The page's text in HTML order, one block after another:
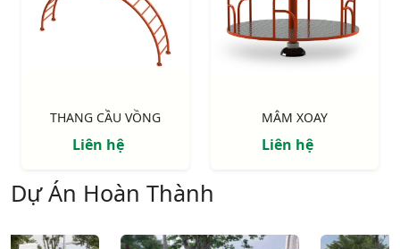
THANG CẦU VỒNG
Liên hệ
MÂM XOAY
Liên hệ
Dự Án Hoàn Thành